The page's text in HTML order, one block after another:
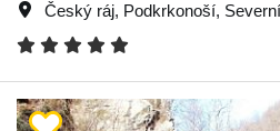
Český ráj, Podkrkonoší,